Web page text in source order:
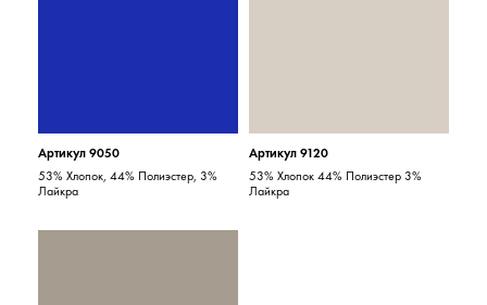
Артикул 9050
53% Хлопок, 44% Полиэстер, 3%
Лайкра
Артикул 9120
53% Хлопок 44% Полиэстер 3%
Лайкра